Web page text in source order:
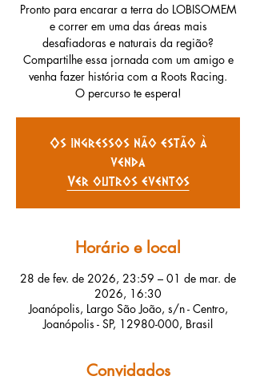
Pronto para encarar a terra do LOBISOMEM
e correr em uma das áreas mais
desafiadoras e naturais da região?
Compartilhe essa jornada com um amigo e
venha fazer história com a Roots Racing.
O percurso te espera!
Os ingressos não estão à
venda
Ver outros eventos
Horário e local
28 de fev. de 2026, 23:59 – 01 de mar. de
2026, 16:30
Joanópolis, Largo São João, s/n - Centro,
Joanópolis - SP, 12980-000, Brasil
Convidados